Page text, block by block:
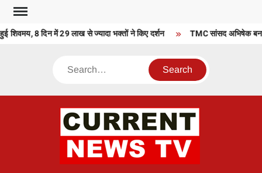
Skip
content
शिवमय, 8 दिन में 29 लाख से ज्यादा भक्तों ने किए दर्शन TMC सांसद अभिषेक
Search